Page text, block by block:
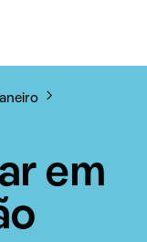
em